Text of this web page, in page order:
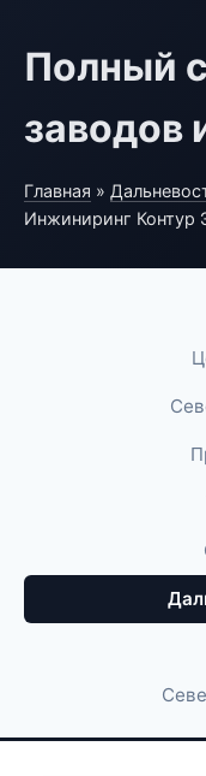
Полный
заводов
Главная »
Инжиниринг Контур